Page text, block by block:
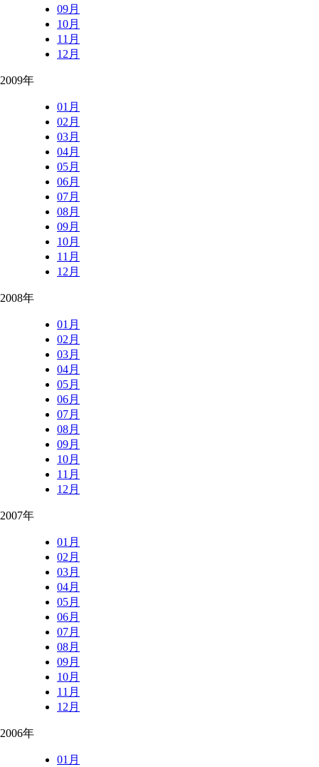
09月
10月
11月
12月
2009年
01月
02月
03月
04月
05月
06月
07月
08月
09月
10月
11月
12月
2008年
01月
02月
03月
04月
05月
06月
07月
08月
09月
10月
11月
12月
2007年
01月
02月
03月
04月
05月
06月
07月
08月
09月
10月
11月
12月
2006年
01月